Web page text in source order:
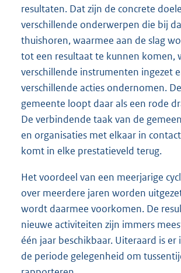
resultaten. Dat zijn de concrete
verschillende onderwerpen die bij
thuishoren, waarmee aan de slag
tot een resultaat te kunnen komen,
verschillende instrumenten ingezet
verschillende acties ondernomen.
gemeente loopt daar als een rode
De verbindende taak van de
en organisaties met elkaar in
komt in elke prestatieveld terug.
Het voordeel van een meerjarige
over meerdere jaren worden
wordt daarmee voorkomen. De
nieuwe activiteiten zijn immers
één jaar beschikbaar. Uiteraard is er
de periode gelegenheid om